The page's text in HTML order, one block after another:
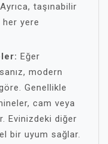
taşınabilir
yere
Eğer
modern
Genellikle
cam veya
Evinizdeki diğer
bir uyum sağlar.